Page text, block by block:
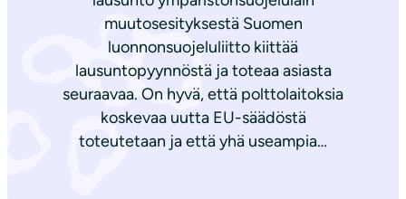
muutosesityksestä Suomen
luonnonsuojeluliitto kiittää
lausuntopyynnöstä ja toteaa asiasta
seuraavaa. On hyvä, että polttolaitoksia
koskevaa uutta EU-säädöstä
toteutetaan ja että yhä useampia…